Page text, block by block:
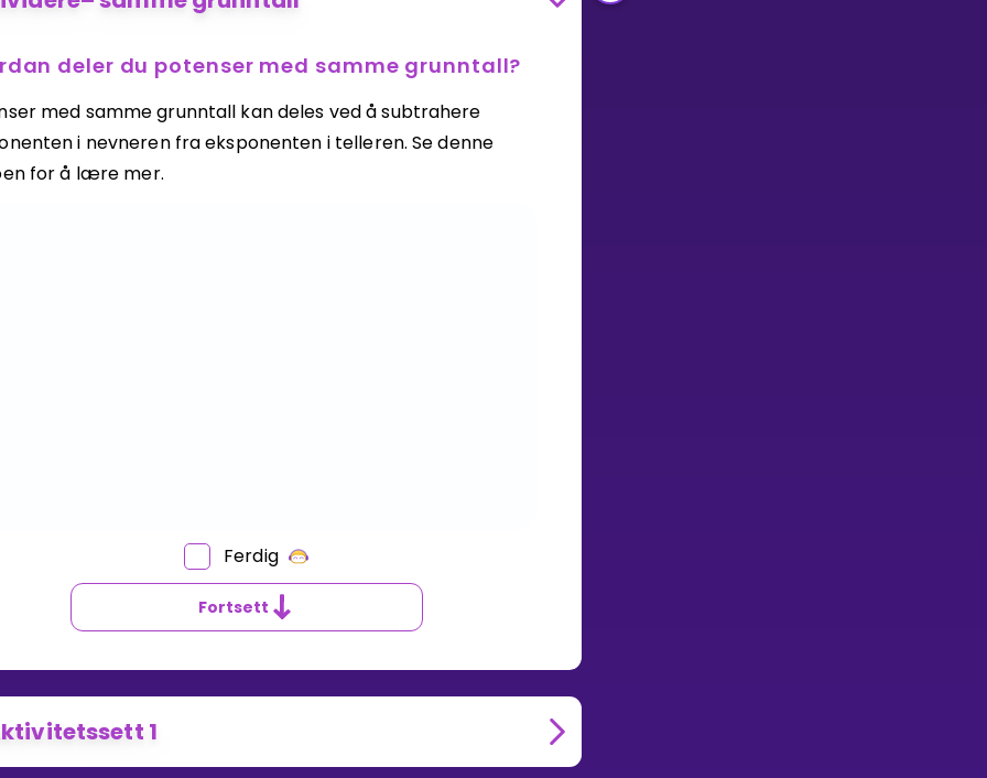
deler du potenser med samme grunntall?
med samme grunntall kan deles ved å subtrahere
i nevneren fra eksponenten i telleren. Se denne
for å lære mer.
Ferdig
Fortsett
1